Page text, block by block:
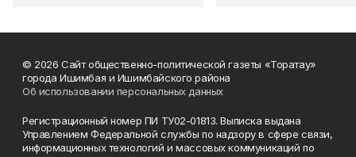
© 2026 Сайт общественно-политической газеты «Торатау»
города Ишимбая и Ишимбайского района
Об использовании персональных данных
Регистрационный номер ПИ ТУ02-01813. Выписка выдана
Управлением Федеральной службы по надзору в сфере связи,
информационных технологий и массовых коммуникаций по